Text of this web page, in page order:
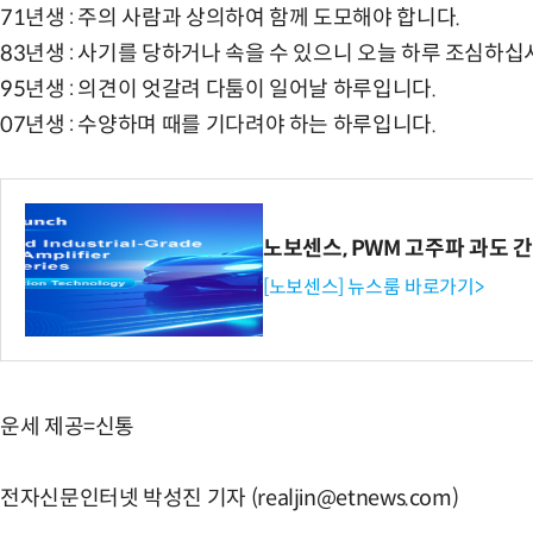
71년생 : 주의 사람과 상의하여 함께 도모해야 합니다.
83년생 : 사기를 당하거나 속을 수 있으니 오늘 하루 조심하십
95년생 : 의견이 엇갈려 다툼이 일어날 하루입니다.
07년생 : 수양하며 때를 기다려야 하는 하루입니다.
노보센스, PWM 고주파 과도
[노보센스] 뉴스룸 바로가기>
운세 제공=신통
전자신문인터넷 박성진 기자 (realjin@etnews.com)